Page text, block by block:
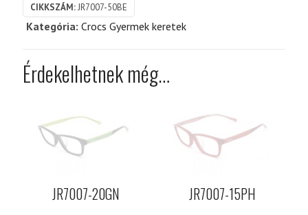
CIKKSZÁM:JR7007-50BE
Kategória: Crocs Gyermek keretek
Érdekelhetnek még…
JR7007-20GN JR7007-15PH